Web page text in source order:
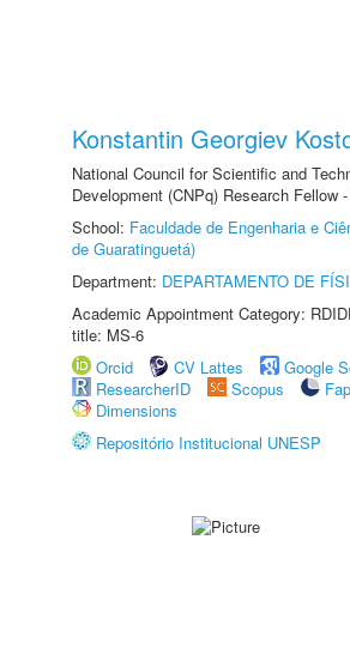
Konstantin Georgiev
National Council for Scientific and
Development (CNPq) Research Fellow
School: Faculdade de Engenharia e
de Guaratinguetá)
Department: DEPARTAMENTO DE
Academic Appointment Category:
title: MS-6
Orcid
CV Lattes
Google
ResearcherID
Scopus
Dimensions
Repositório Institucional UNESP